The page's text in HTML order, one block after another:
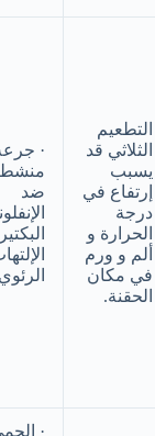
التطعيم
الثلاثي قد
يسبب
إرتفاع في
درجة
الحرارة و
ألم و ورم
في مكان
الحقنة.
·
ضد
·